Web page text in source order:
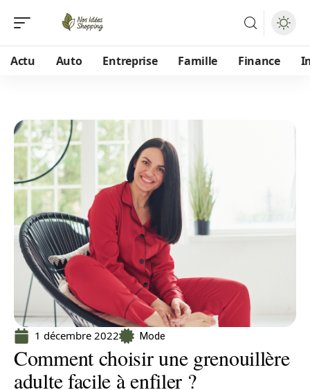
Actu Auto Entreprise Famille Finance
1 décembre 2022 Mode
Comment choisir une grenouillère
adulte facile à enfiler ?